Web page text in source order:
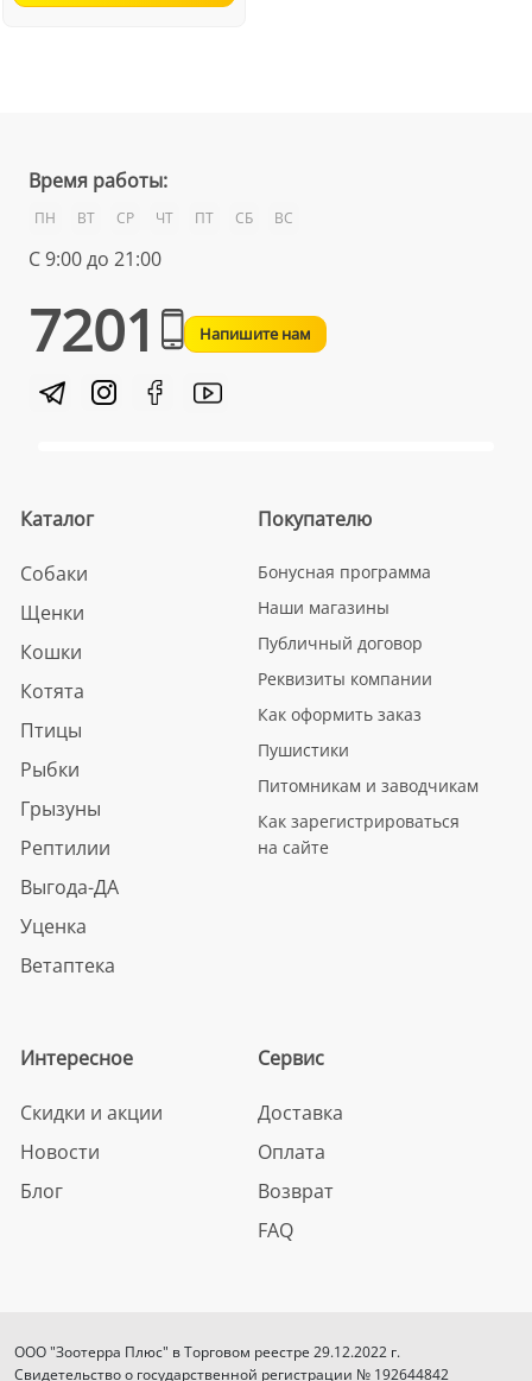
Время работы:
ПН ВТ СР ЧТ ПТ СБ ВС
С 9:00 до 21:00
7201 Напишите нам
Каталог
Собаки
Щенки
Кошки
Котята
Птицы
Рыбки
Грызуны
Рептилии
Выгода-ДА
Уценка
Ветаптека
Покупателю
Бонусная программа
Наши магазины
Публичный договор
Реквизиты компании
Как оформить заказ
Пушистики
Питомникам и заводчикам
Как зарегистрироваться
на сайте
Интересное
Скидки и акции
Новости
Блог
Сервис
Доставка
Оплата
Возврат
FAQ
ООО "Зоотерра Плюс" в Торговом реестре 29.12.2022 г.
Свидетельство о государственной регистрации № 192644842